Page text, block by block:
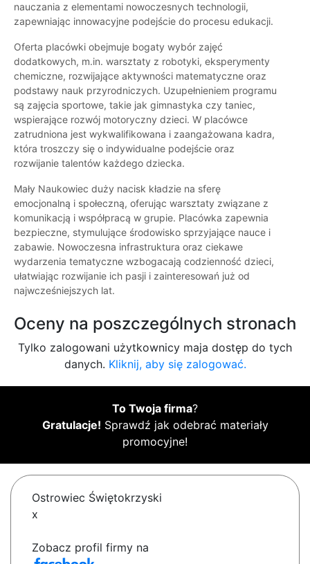
nauczania z elementami nowoczesnych technologii,
zapewniając innowacyjne podejście do procesu edukacji.
Oferta placówki obejmuje bogaty wybór zajęć
dodatkowych, m.in. warsztaty z robotyki, eksperymenty
chemiczne, rozwijające aktywności matematyczne oraz
podstawy nauk przyrodniczych. Uzupełnieniem programu
są zajęcia sportowe, takie jak gimnastyka czy taniec,
wspierające rozwój motoryczny dzieci. W placówce
zatrudniona jest wykwalifikowana i zaangażowana kadra,
która troszczy się o indywidualne podejście oraz
rozwijanie talentów każdego dziecka.
Mały Naukowiec duży nacisk kładzie na sferę
emocjonalną i społeczną, oferując warsztaty związane z
komunikacją i współpracą w grupie. Placówka zapewnia
bezpieczne, stymulujące środowisko sprzyjające nauce i
zabawie. Nowoczesna infrastruktura oraz ciekawe
wydarzenia tematyczne wzbogacają codzienność dzieci,
ułatwiając rozwijanie ich pasji i zainteresowań już od
najwcześniejszych lat.
Oceny na poszczególnych stronach
Tylko zalogowani użytkownicy maja dostęp do tych
danych. Kliknij, aby się zalogować.
To Twoja firma?
Gratulacje! Sprawdź jak odebrać materiały
promocyjne!
Ostrowiec Świętokrzyski
x
Zobacz profil firmy na